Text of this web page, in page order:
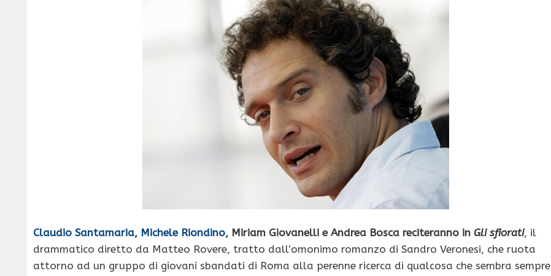
Claudio Santamaria, Michele Riondino, Miriam Giovanelli e Andrea Bosca reciteranno in Gli sfiorati, il
drammatico diretto da Matteo Rovere, tratto dall’omonimo romanzo di Sandro Veronesi, che ruota
attorno ad un gruppo di giovani sbandati di Roma alla perenne ricerca di qualcosa che sembra sempre